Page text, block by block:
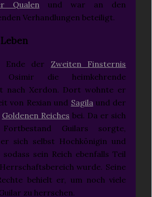
Qualenund war an den
Verhandlungen beteiligt.
Ende der Zweiten Finsternis
Osimir die heimkehrende
nach Xerdon. Dort wohnte er
von Rexian und Sagila und der
Goldenen Reiches bei. Da er sich
Guilars sorgte,
sich selbst Hochkönigin und
sodass sein Reich ebenfalls Teil
wurde. Seine
behielt er, um noch viele
zu herrschen.